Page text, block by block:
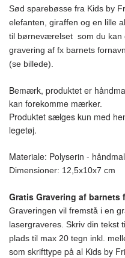
Sød sparebøsse fra Kids by
elefanten, giraffen og en lille
til børneværelset som du kan
gravering af fx barnets
(se billede).
Bemærk, produktet er
kan forekomme mærker.
Produktet sælges kun med
legetøj.
Materiale: Polyserin -
Dimensioner: 12,5x10x7 cm
Gratis Gravering af
Graveringen vil fremstå i en
lasergraveres. Skriv din tekst
plads til max 20 tegn inkl.
som skrifttype på al Kids by